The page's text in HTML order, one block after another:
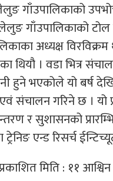
गाँउपालिकाको
गाँउपालिकाको
अध्यक्ष
थियौ । वडा भित्र
हुने भएकोले यो बर्ष
संचालन गरिने छ । यो
र सुशासनको
एन्ड रिसर्च
मिति : ११